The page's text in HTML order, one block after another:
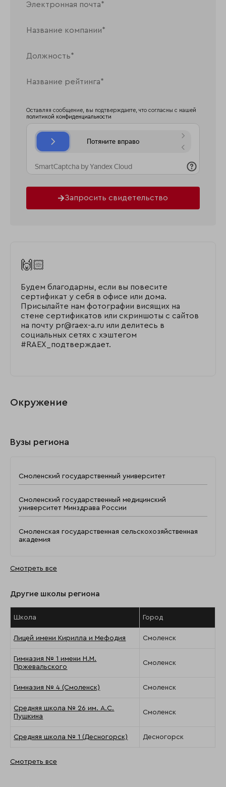
Оставляя сообщение, вы подтверждаете, что согласны с нашей
политикой конфиденциальности
Запросить свидетельство
🙌🏻
Будем благодарны, если вы повесите
сертификат у себя в офисе или дома.
Присылайте нам фотографии висящих на
стене сертификатов или скриншоты с сайтов
на почту pr@raex-a.ru или делитесь в
социальных сетях с хэштегом
#RAEX_подтверждает.
Окружение
Вузы региона
Смоленский государственный университет
Смоленский государственный медицинский
университет Минздрава России
Смоленская государственная сельскохозяйственная
академия
Смотреть все
Другие школы региона
Школа Город
Лицей имени Кирилла и Мефодия Смоленск
Гимназия № 1 имени Н.М.
Пржевальского
Смоленск
Гимназия № 4 (Смоленск) Смоленск
Средняя школа № 26 им. А.С.
Пушкина
Смоленск
Средняя школа № 1 (Десногорск) Десногорск
Смотреть все